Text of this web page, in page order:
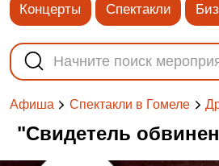
Концерты Спектакли
Афиша Спектакли в Гомеле
"Свидетель